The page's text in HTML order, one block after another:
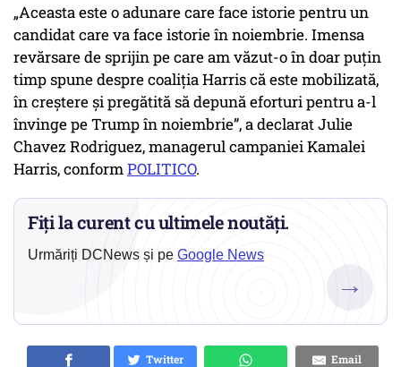
„Aceasta este o adunare care face istorie pentru un
candidat care va face istorie în noiembrie. Imensa
revărsare de sprijin pe care am văzut-o în doar puțin
timp spune despre coaliția Harris că este mobilizată,
în creștere și pregătită să depună eforturi pentru a-l
învinge pe Trump în noiembrie”, a declarat Julie
Chavez Rodriguez, managerul campaniei Kamalei
Harris, conformPOLITICO.
Fiți la curent cu ultimele noutăți.
Urmăriți DCNews și pe Google News
→
Twitter
Email